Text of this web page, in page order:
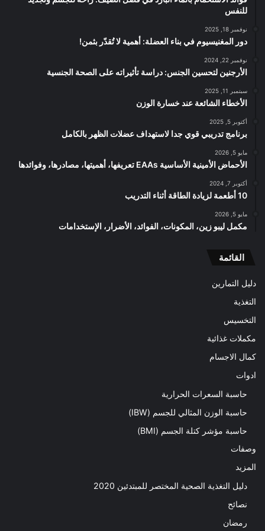
للنفس
نوفمبر 18, 2025
دور المغنيسيوم في بناء العضلة: أهمية لا تُقدّر بثمن!
نوفمبر 22, 2024
الأرجنين لتحسين الجنس: دراسة تأثيراته على الصحة الجنسية
سبتمبر 11, 2025
الأخطاء الشائعة عند خسارة الوزن
أكتوبر 5, 2025
برنامج تدريبي قوي جدا لاستهداف عضلات الظهر بالكامل
مايو 5, 2026
الأحماض الأمينية الأساسية EAAs تعريفها، أهميتها، مصادرها، وفوائدها
أكتوبر 7, 2024
10 أطعمة لزيادة الطاقة أثناء التدريب
مايو 5, 2026
مكمل ليبو زين، المكونات، الفوائد، الأضرار، الإستخدامات
القائمة
دليل التمارين
التغذية
التخسيس
مكملات غذائية
كمال الاجسام
ادوات
حاسبة السعرات الحرارية
حاسبة الوزن المثالي للجسم (IBW)
حاسبة مؤشر كتلة الجسم (BMI)
وصفات
المزيد
دليل التغذية الصحية المختصر للمبتدئين 2020​
نصائح
رمضان